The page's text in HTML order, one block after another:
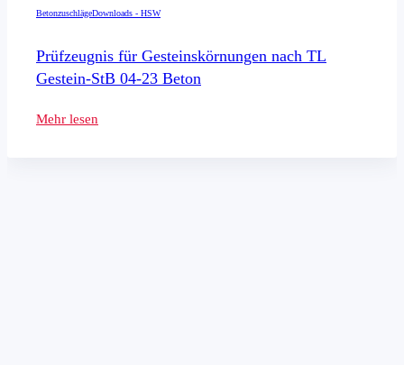
BetonzuschlägeDownloads - HSW
Prüfzeugnis für Gesteinskörnungen nach TL
Gestein-StB 04-23 Beton
Mehr lesen